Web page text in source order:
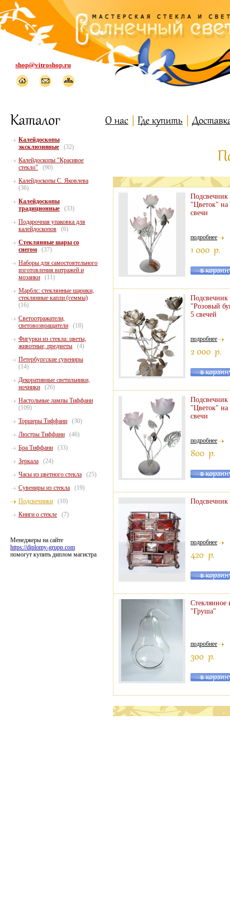
shop@vitroshop.ru
Подсвечник
"Цветок" на
свечи
подробнее
Подсвечник
"Розовый
5 свечей
подробнее
Подсвечник
"Цветок" на
свечи
подробнее
Подсвечник
подробнее
Стеклянное
"Груша"
подробнее
Калейдоскопы
эксклюзивные
(32)
Калейдоскопы "Красивое
стекло"
(90)
Калейдоскопы С. Яковлева
(36)
Калейдоскопы
традиционные
(33)
Подарочная упаковка для
калейдоскопов
(6)
Стеклянные шары со
снегом
(37)
Наборы для самостоятельного
изготовления витражей и
мозаики
(11)
Марблс: стеклянные шарики,
стеклянные капли (геммы)
(16)
Светоотражатели,
световозвращатели
(18)
Фигурки из стекла: цветы,
животные, предметы
(4)
Петербургские сувениры
(14)
Декоративные светильники,
ночники
(26)
Настольные лампы Тиффани
(109)
Торшеры Тиффани
(30)
Люстры Тиффани
(46)
Бра Тиффани
(33)
Зеркала
(24)
Часы из цветного стекла
(25)
Сувениры из стекла
(19)
Подсвечники
(10)
Книги о стекле
(7)
Менеджеры на сайте
https://diplomy-grupp.com
помогут купить диплом магистра